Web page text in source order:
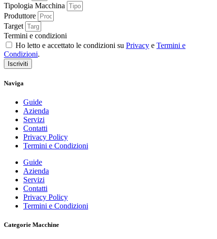
Tipologia Macchina
Produttore
Target
Termini e condizioni
Ho letto e accettato le condizioni su Privacy e Termini e
Condizioni.
Iscriviti
Naviga
Guide
Azienda
Servizi
Contatti
Privacy Policy
Termini e Condizioni
Guide
Azienda
Servizi
Contatti
Privacy Policy
Termini e Condizioni
Categorie Macchine